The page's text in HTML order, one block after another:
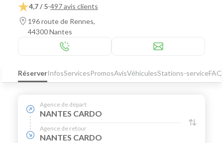
4,7 / 5-497 avis clients
196 route de Rennes,
44300 Nantes
RéserverInfosServicesPromosAvisVéhiculesStations-serviceFAQ
Agence de départ
NANTES CARDO
Agence de retour
NANTES CARDO